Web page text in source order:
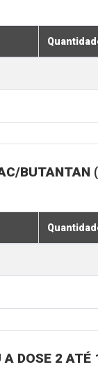
BUTANTAN
DOSE 2 ATÉ